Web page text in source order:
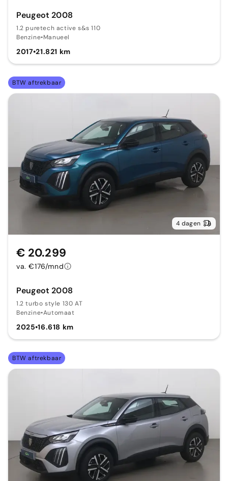
Peugeot 2008
1.2 puretech active s&s 110
Benzine•Manueel
2017•21.821 km
BTW aftrekbaar
4 dagen
Peugeot 2008
1.2 turbo style 130 AT
Benzine•Automaat
2025•16.618 km
€ 20.299
va. €176/mnd
BTW aftrekbaar